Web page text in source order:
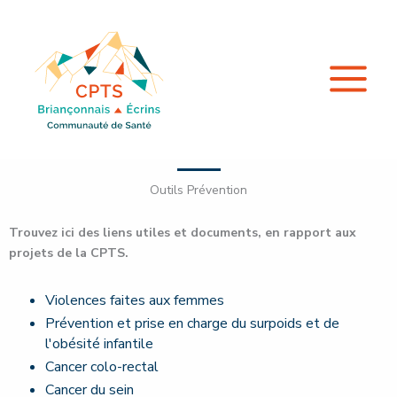
Outils Prévention
Trouvez ici des liens utiles et documents, en rapport aux
projets de la CPTS.
Violences faites aux femmes
Prévention et prise en charge du surpoids et de
l'obésité infantile
Cancer colo-rectal
Cancer du sein